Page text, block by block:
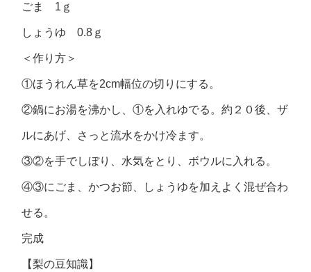
ごま 1ｇ
しょうゆ 0.8ｇ
＜作り方＞
①ほうれん草を2cm幅位の切りにする。
②鍋にお湯を沸かし、①を入れゆでる。約２０後、ザ
ルにあげ、さっと流水をかけ冷ます。
③②を手でしぼり、水気をとり、ボウルに入れる。
④③にごま、かつお節、しょうゆを加えよく混ぜ合わ
せる。
完成
【梨の豆知識】